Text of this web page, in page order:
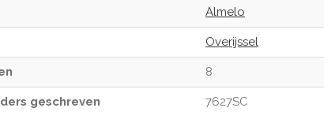
Almelo
Overijssel
8
geschreven 7627SC